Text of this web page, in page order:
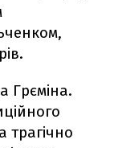
Грєміна.
трагічно